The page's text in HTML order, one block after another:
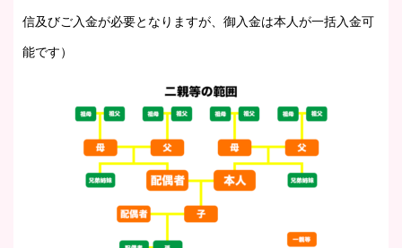
信及びご入金が必要となりますが、御入金は本人が一括入金可
能です）